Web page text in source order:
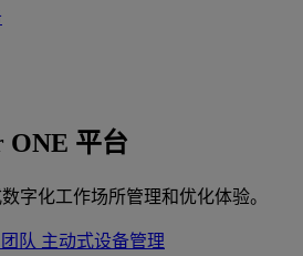
ONE 平台
字化工作场所管理和优化体验。
队 主动式设备管理